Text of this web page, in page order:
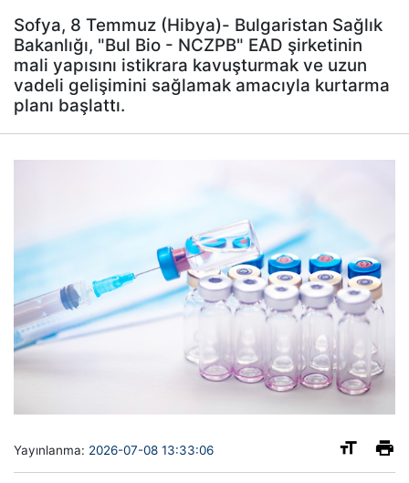
Sofya, 8 Temmuz (Hibya)- Bulgaristan Sağlık
Bakanlığı, "Bul Bio - NCZPB" EAD şirketinin
mali yapısını istikrara kavuşturmak ve uzun
vadeli gelişimini sağlamak amacıyla kurtarma
planı başlattı.
Yayınlanma: 2026-07-08 13:33:06